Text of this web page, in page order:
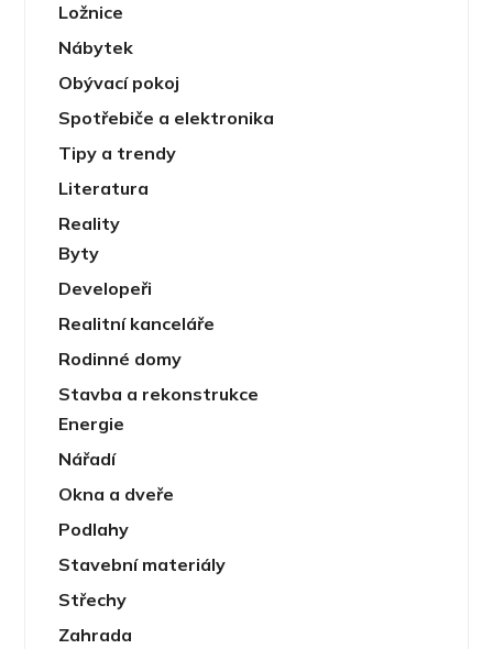
Ložnice
Nábytek
Obývací pokoj
Spotřebiče a elektronika
Tipy a trendy
Literatura
Reality
Byty
Developeři
Realitní kanceláře
Rodinné domy
Stavba a rekonstrukce
Energie
Nářadí
Okna a dveře
Podlahy
Stavební materiály
Střechy
Zahrada